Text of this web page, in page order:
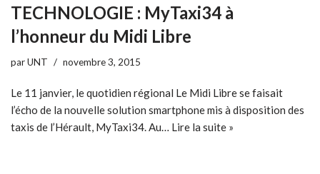
TECHNOLOGIE : MyTaxi34 à
l’honneur du Midi Libre
parUNT novembre 3, 2015
Le 11 janvier, le quotidien régional Le Midi Libre se faisait
l’écho de la nouvelle solution smartphone mis à disposition des
taxis de l’Hérault, MyTaxi34. Au… Lire la suite »